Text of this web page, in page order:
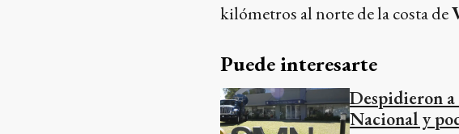
kilómetros al norte de la costa de
Puede interesarte
Despidieron
Nacional y